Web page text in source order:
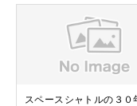
スペースシャトルの３